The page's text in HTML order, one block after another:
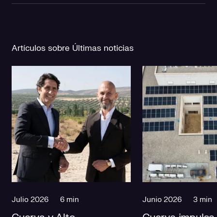
Artículos sobre Últimas noticias
Julio 2026 6 min Junio 2026 3 min